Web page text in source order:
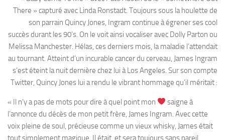
There » capturé avec Linda Ronstadt. Toujours sous la houlette de
son parrain Quincy Jones, Ingram continue à égrener ses cool
succès durant les 90’s. On le voit ainsi vocaliser avec Dolly Parton ou
Melissa Manchester. Hélas, ces derniers mois, la maladie l’attendait
au tournant. Atteint d’un incurable cancer du cerveau, James Ingram
s’est éteint la nuit dernière chez lui à Los Angeles. Sur son compte
Twitter, Quincy Jones lui a rendu le vibrant hommage qu’il méritait :
« Il n’y a pas de mots pour dire à quel point mon
saigne à
l’annonce du décès de mon petit frère, James Ingram. Avec cette
voix pleine de soul, précieuse comme un vieux whisky, James était
tout simplement magique. Il était, et sera toujours sans pareil.